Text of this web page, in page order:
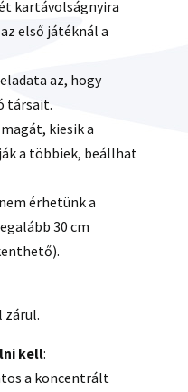
kartávolságnyira
első játéknál a
az, hogy
társait.
kiesik a
a többiek, beállhat
érhetünk a
30 cm
zárul.
kell:
a koncentrált